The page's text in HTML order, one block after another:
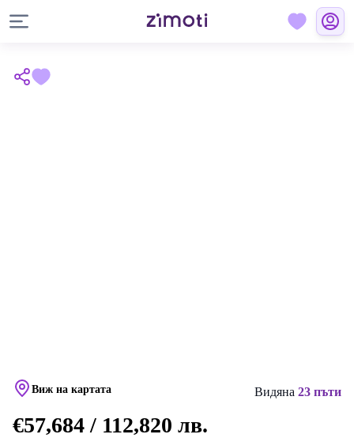
Виж на картата Видяна 23 пъти
€57,684 / 112,820 лв.